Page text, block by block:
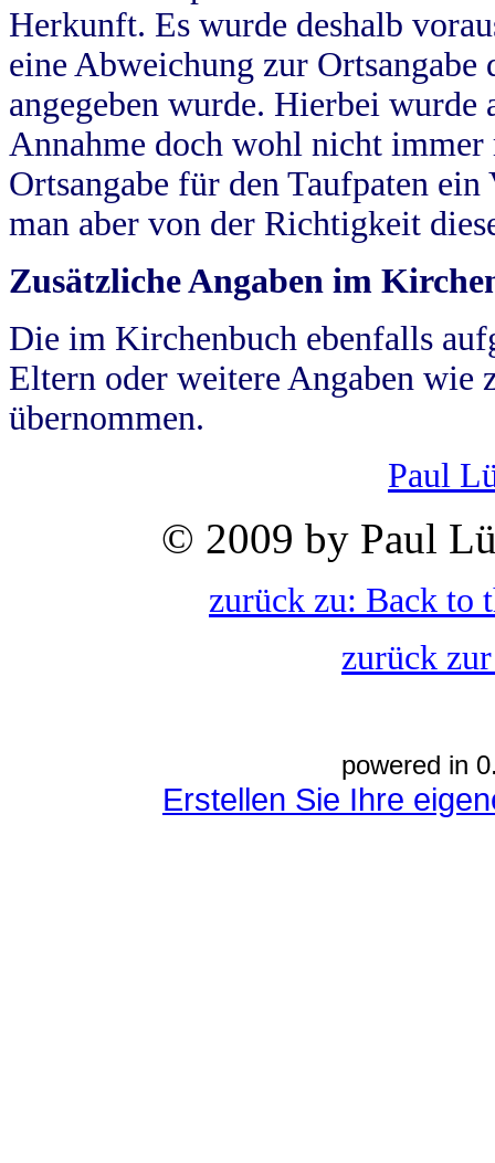
Herkunft. Es wurde deshalb
eine Abweichung zur
angegeben wurde. Hierbei wurde
Annahme doch wohl nicht
Ortsangabe für den Taufpaten
man aber von der Richtigkeit
Zusätzliche Angaben im
Die im Kirchenbuch ebenfalls
Eltern oder weitere Angaben wie
übernommen.
Paul
© 2009 by Paul
zurück zu: Back to
zurück
powered in
Erstellen Sie Ihre